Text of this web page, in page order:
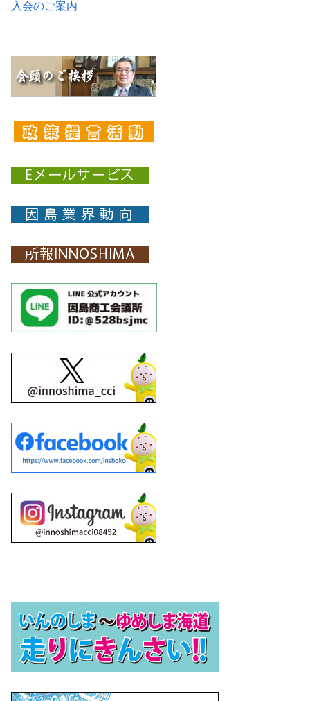
入会のご案内